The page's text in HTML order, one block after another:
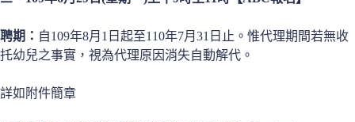
聘期： 自109年8月1日起至110年7月31日止。惟代理期間若無收
托幼兒之事實，視為代理原因消失自動解代。
詳如附件簡章